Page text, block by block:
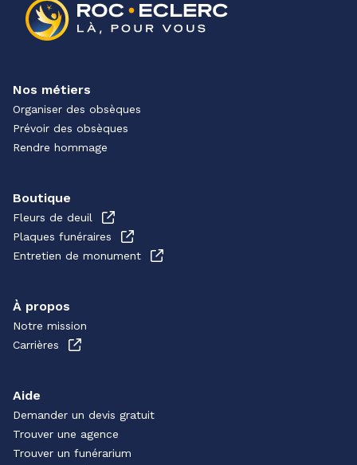
Nos métiers
Organiser des obsèques
Prévoir des obsèques
Rendre hommage
Boutique
Fleurs de deuil
Plaques funéraires
Entretien de monument
À propos
Notre mission
Carrières
Aide
Demander un devis gratuit
Trouver une agence
Trouver un funérarium